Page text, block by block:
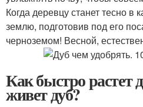
Когда деревцу станет тесно в
землю, подготовив под его
черноземом! Весной,
Как быстро растет
живет дуб?